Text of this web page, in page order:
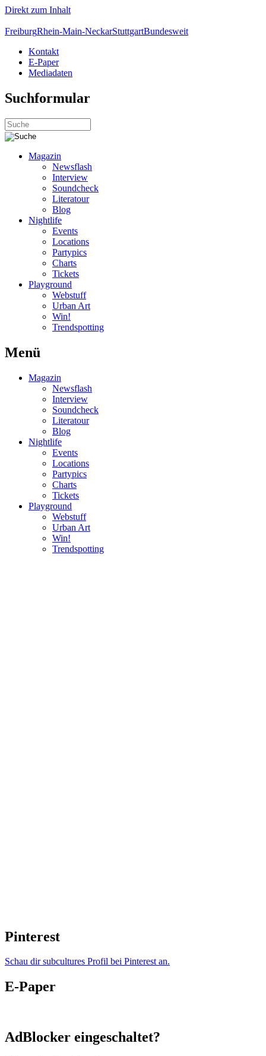
Direkt zum Inhalt
FreiburgRhein-Main-NeckarStuttgartBundesweit
Kontakt
E-Paper
Mediadaten
Suchformular
Magazin
Newsflash
Interview
Soundcheck
Literatour
Blog
Nightlife
Events
Locations
Partypics
Charts
Tickets
Playground
Webstuff
Urban Art
Win!
Trendspotting
Menü
Magazin
Newsflash
Interview
Soundcheck
Literatour
Blog
Nightlife
Events
Locations
Partypics
Charts
Tickets
Playground
Webstuff
Urban Art
Win!
Trendspotting
Pinterest
Schau dir subcultures Profil bei Pinterest an.
E-Paper
AdBlocker eingeschaltet?